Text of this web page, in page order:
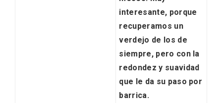
interesante, porque
recuperamos un
verdejo de los de
siempre, pero con la
redondez y suavidad
que le da su paso por
barrica.